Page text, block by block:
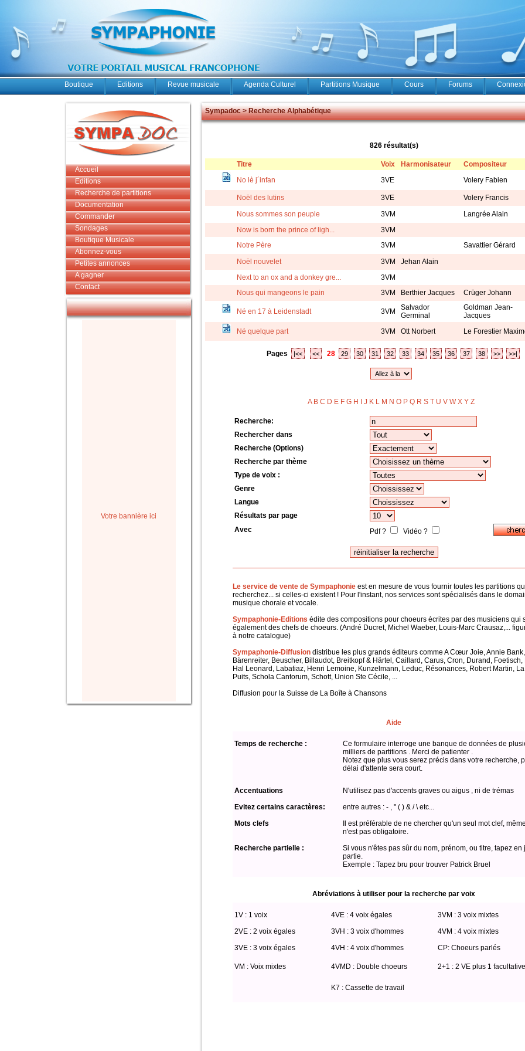
Boutique Editions Revue musicale Agenda Culturel Partitions Musique Cours Forums
Accueil
Editions
Recherche de partitions
Documentation
Commander
Sondages
Boutique Musicale
Abonnez-vous
Petites annonces
A gagner
Contact
Votre bannière ici
Sympadoc > Recherche Alphabétique
826 résultat(s)
Titre Voix Harmonisateur
Compositeur
No lè j´infan
3VE Volery Fabien
Noël des lutins 3VE
Volery Francis
Nous sommes son peuple
3VM
Langrée Alain
Now is born the prince of ligh...
3VM
Notre Père
3VM
Savattier Gérard
Noël nouvelet
3VM
Jehan Alain
Next to an ox and a donkey gre...
3VM
Nous qui mangeons le pain
3VM Berthier Jacques Crüger Johann
Né en 17 à Leidenstadt 3VM
Salvador
Germinal
Goldman Jean-
Jacques
Né quelque part
3VM Ott Norbert Le Forestier
Pages |<< << 28 29 30 31 32 33 34 35 36 37 38 >> >>|
A B C D E F G H J K L M N O P Q R S T U V W X Y Z
Recherche:
Rechercher dans
Recherche (Options)
Recherche par thème
Type de voix :
Genre
Langue
Résultats par page
Avec
Pdf ? Vidéo ?
Le service de vente de Sympaphonie est en mesure de vous fournir toutes les partitions
recherchez... si celles-ci existent ! Pour l'instant, nos services sont spécialisés dans le
musique chorale et vocale.
Sympaphonie-Editions édite des compositions pour choeurs écrites par des musiciens qui
également des chefs de choeurs. (André Ducret, Michel Waeber, Louis-Marc Crausaz,...
à notre catalogue)
Sympaphonie-Diffusion distribue les plus grands éditeurs comme A Cœur Joie, Annie Bank,
Bärenreiter, Beuscher, Billaudot, Breitkopf & Härtel, Caillard, Carus, Cron, Durand, Foetisch,
Hal Leonard, Labatiaz, Henri Lemoine, Kunzelmann, Leduc, Résonances, Robert Martin,
Puits, Schola Cantorum, Schott, Union Ste Cécile, ...
Diffusion pour la Suisse de La Boîte à Chansons
Aide
Temps de recherche :
Ce formulaire interroge une banque de données de
milliers de partitions . Merci de patienter .
Notez que plus vous serez précis dans votre recherche,
délai d'attente sera court.
Accentuations
N'utilisez pas d'accents graves ou aigus , ni de trémas
Evitez certains caractères:
entre autres : - , " ( ) & / \ etc...
Mots clefs
Il est préférable de ne chercher qu'un seul mot clef,
n'est pas obligatoire.
Recherche partielle :
Si vous n'êtes pas sûr du nom, prénom, ou titre, tapez en
partie.
Exemple : Tapez bru pour trouver Patrick Bruel
Abréviations à utiliser pour la recherche par voix
1V : 1 voix 4VE : 4 voix égales
3VM : 3 voix mixtes
2VE : 2 voix égales
3VH : 3 voix d'hommes
4VM : 4 voix mixtes
3VE : 3 voix égales
4VH : 4 voix d'hommes CP: Choeurs parlés
VM : Voix mixtes 4VMD : Double choeurs 2+1 : 2 VE plus 1 facultative
K7 : Cassette de travail